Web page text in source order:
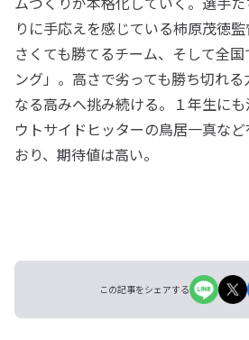
りに手応えを感じている柿原茂徳
さくても勝てるチーム、そして全
ング」。高さで劣っても勝ち切れ
なる高みへ挑み続ける。１年生に
ウトサイドヒッターの鳥居一真な
おり、期待値は高い。
この記事をシェアする